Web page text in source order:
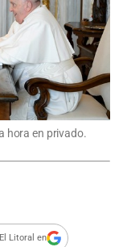
hora en privado.
Litoral en